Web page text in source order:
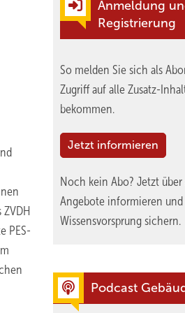
PES-
Anmeldung
Registrierung
So melden Sie sich als
Zugriff auf alle Zusatz-
bekommen.
Jetzt informieren
Noch kein Abo? Jetzt
Angebote informieren und
Wissensvorsprung sichern.
Podcast